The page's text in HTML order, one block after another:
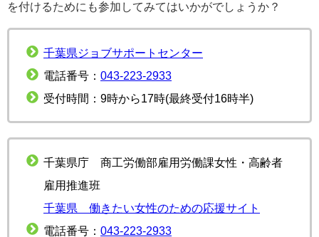
を付けるためにも参加してみてはいかがでしょうか？
千葉県ジョブサポートセンター
電話番号： 043-223-2933
受付時間：9時から17時(最終受付16時半)
千葉県庁 商工労働部雇用労働課女性・高齢者
雇用推進班
千葉県 働きたい女性のための応援サイト
電話番号： 043-223-2933